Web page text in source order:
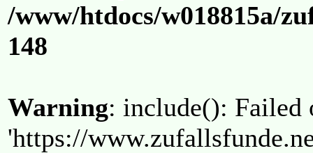
/www/htdocs/w018815a/
148
Warning: include(): Failed
'https://